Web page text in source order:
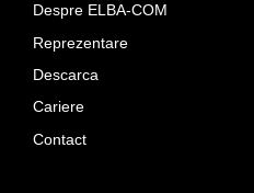
Despre ELBA-COM
Reprezentare
Descarca
Cariere
Contact